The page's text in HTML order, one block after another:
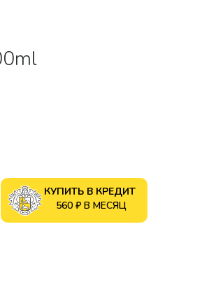
КУПИТЬ В КРЕДИТ
560 ₽ В МЕСЯЦ